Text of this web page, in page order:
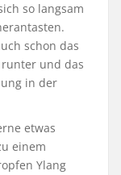
so langsam
schon das
und das
in der
etwas
einem
Ylang